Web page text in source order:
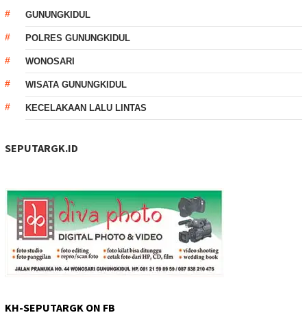
GUNUNGKIDUL
POLRES GUNUNGKIDUL
WONOSARI
WISATA GUNUNGKIDUL
KECELAKAAN LALU LINTAS
SEPUTARGK.ID
KH-SEPUTARGK ON FB